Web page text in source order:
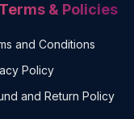
Terms & Policies
and Conditions
Policy
and Return Policy